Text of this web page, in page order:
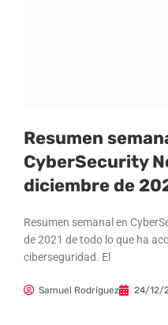
Resumen
CyberSecurity
diciembre de
Resumen semanal en
de 2021 de todo lo que ha
ciberseguridad. El
Samuel Rodríguez 24/12/